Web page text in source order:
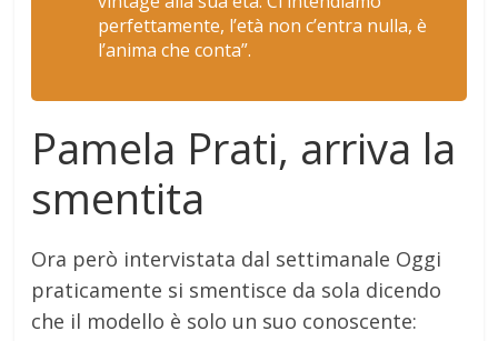
perfettamente, l’età non c’entra nulla, è
l’anima che conta”.
Pamela Prati, arriva la
smentita
Ora però intervistata dal settimanale Oggi
praticamente si smentisce da sola dicendo
che il modello è solo un suo conoscente: